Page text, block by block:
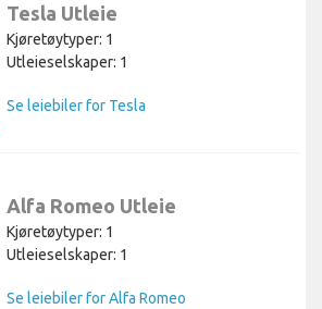
Tesla Utleie
Kjøretøytyper: 1
Utleieselskaper: 1
Se leiebiler for Tesla
Alfa Romeo Utleie
Kjøretøytyper: 1
Utleieselskaper: 1
Se leiebiler for Alfa Romeo